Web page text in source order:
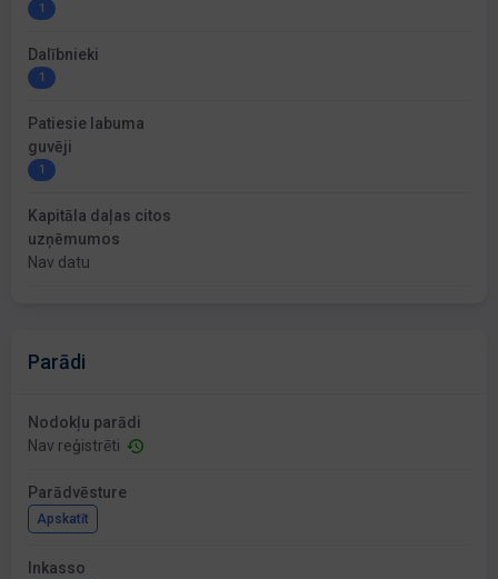
1
Dalībnieki
1
Patiesie labuma
guvēji
1
Kapitāla daļas citos
uzņēmumos
Nav datu
Parādi
Nodokļu parādi
Nav reģistrēti
Parādvēsture
Apskatīt
Inkasso